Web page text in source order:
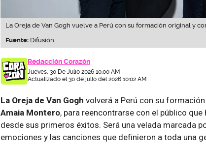
La Oreja de Van Gogh vuelve a Perú con su formación original y
Fuente: Difusión
Redacción Corazón
Jueves, 30 De Julio 2026 10:00 AM
Actualizado el 30 de julio del 2026 10:02 AM
La Oreja de Van Gogh volverá a Perú con su
Amaia Montero, para reencontrarse con el público
desde sus primeros éxitos. Será una velada marcada
emociones y las canciones que definieron a toda una